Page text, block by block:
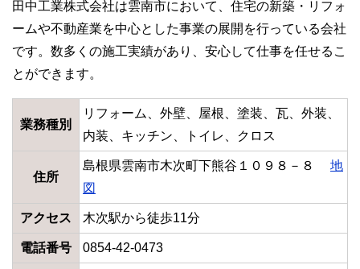
田中工業株式会社は雲南市において、住宅の新築・リフォ
ームや不動産業を中心とした事業の展開を行っている会社
です。数多くの施工実績があり、安心して仕事を任せるこ
とができます。
業務種別
リフォーム、外壁、屋根、塗装、瓦、外装、
内装、キッチン、トイレ、クロス
住所
島根県雲南市木次町下熊谷１０９８－８ 地
図
アクセス 木次駅から徒歩11分
電話番号 0854-42-0473